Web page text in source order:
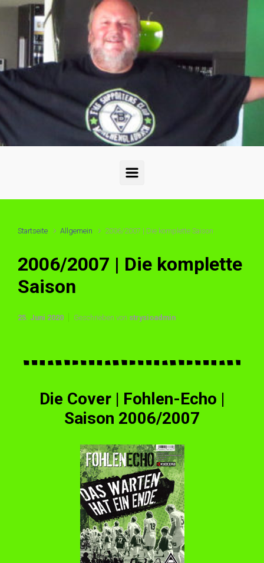
Startseite Allgemein 2006/2007 | Die komplette Saison
2006/2007 | Die komplette
Saison
25. Juni 2020 Geschrieben von strysioadmin
Die Cover | Fohlen-Echo |
Saison 2006/2007